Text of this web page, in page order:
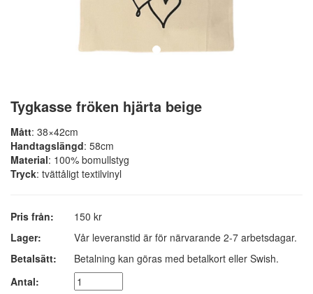
Tygkasse fröken hjärta beige
Mått: 38×42cm
Handtagslängd: 58cm
Material: 100% bomullstyg
Tryck: tvättåligt textilvinyl
Pris från:
150 kr
Lager:
Vår leveranstid är för närvarande 2-7 arbetsdagar.
Betalsätt:
Betalning kan göras med betalkort eller Swish.
Antal: